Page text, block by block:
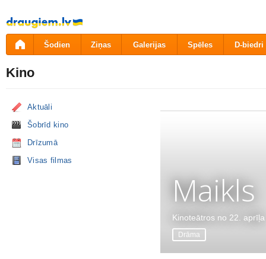
Pāriet
uz
saturu
Šodien Ziņas Galerijas Spēles D-biedri
Kino
Aktuāli
Šobrīd kino
Drīzumā
Visas filmas
Maikls
Kinoteātros no 22. aprīļa
Drāma